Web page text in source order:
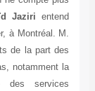
Jazirientend
à Montréal. M.
de la part des
notamment la
des services